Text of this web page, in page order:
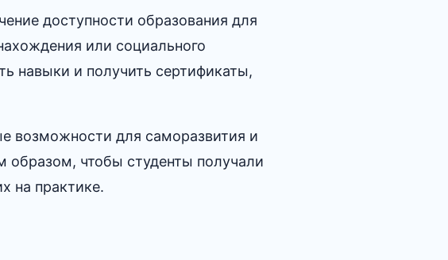
доступности образования для
или социального
навыки и получить сертификаты,
возможности для саморазвития и
образом, чтобы студенты получали
на практике.